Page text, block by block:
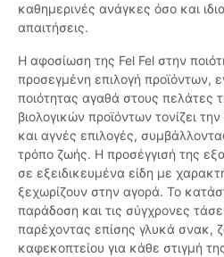
καθημερινές ανάγκες όσο και
απαιτήσεις.
Η αφοσίωση της Fel Fel στην
προσεγμένη επιλογή προϊόντων,
ποιότητας αγαθά στους πελάτες
βιολογικών προϊόντων τονίζει
και αγνές επιλογές,
τρόπο ζωής. Η προσέγγισή της
σε εξειδικευμένα είδη με
ξεχωρίζουν στην αγορά. Το
παράδοση και τις σύγχρονες
παρέχοντας επίσης γλυκά σνακ,
καφεκοπτείου για κάθε στιγμή